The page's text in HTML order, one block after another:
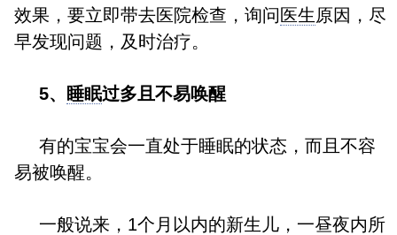
效果，要立即带去医院检查，询问医生原因，尽
早发现问题，及时治疗。
5、 睡眠过多且不易唤醒
有的宝宝会一直处于睡眠的状态，而且不容
易被唤醒。
一般说来，1个月以内的新生儿，一昼夜内所